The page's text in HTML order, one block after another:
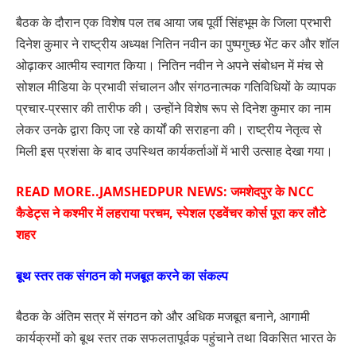
बैठक के दौरान एक विशेष पल तब आया जब पूर्वी सिंहभूम के जिला प्रभारी
दिनेश कुमार ने राष्ट्रीय अध्यक्ष नितिन नवीन का पुष्पगुच्छ भेंट कर और शॉल
ओढ़ाकर आत्मीय स्वागत किया। नितिन नवीन ने अपने संबोधन में मंच से
सोशल मीडिया के प्रभावी संचालन और संगठनात्मक गतिविधियों के व्यापक
प्रचार-प्रसार की तारीफ की। उन्होंने विशेष रूप से दिनेश कुमार का नाम
लेकर उनके द्वारा किए जा रहे कार्यों की सराहना की। राष्ट्रीय नेतृत्व से
मिली इस प्रशंसा के बाद उपस्थित कार्यकर्ताओं में भारी उत्साह देखा गया।
READ MORE..JAMSHEDPUR NEWS: जमशेदपुर के NCC
कैडेट्स ने कश्मीर में लहराया परचम, स्पेशल एडवेंचर कोर्स पूरा कर लौटे
शहर
बूथ स्तर तक संगठन को मजबूत करने का संकल्प
बैठक के अंतिम सत्र में संगठन को और अधिक मजबूत बनाने, आगामी
कार्यक्रमों को बूथ स्तर तक सफलतापूर्वक पहुंचाने तथा विकसित भारत के